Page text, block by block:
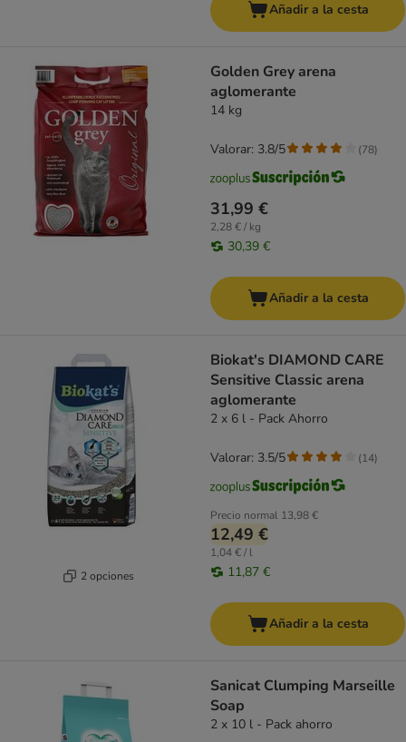
Añadir a la cesta
Golden Grey arena
aglomerante
14 kg
31,99 €
2,28 € / kg
30,39 €
Valorar: 3.8/5 (78)
Añadir a la cesta
2 opciones
Biokat's DIAMOND CARE
Sensitive Classic arena
aglomerante
2 x 6 l - Pack Ahorro
Precio normal 13,98 €
12,49 €
1,04 € / l
11,87 €
Valorar: 3.5/5 (14)
Añadir a la cesta
Sanicat Clumping Marseille
Soap
2 x 10 l - Pack ahorro